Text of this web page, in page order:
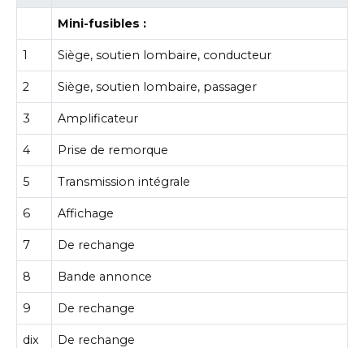
Mini-fusibles :
1 Siège, soutien lombaire, conducteur
2 Siège, soutien lombaire, passager
3 Amplificateur
4 Prise de remorque
5 Transmission intégrale
6 Affichage
7 De rechange
8 Bande annonce
9 De rechange
dix De rechange